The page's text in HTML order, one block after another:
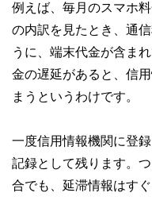
例えば、毎月のスマホ
の内訳を見たとき、通
うに、端末代金が含ま
金の遅延があると、信
まうというわけです。
一度信用情報機関に登
記録として残ります。
合でも、延滞情報はす